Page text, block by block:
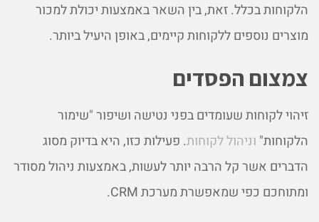
הלקוחות בכלל. זאת, בין השאר באמצעות יכולת למכור
מוצרים נוספים ללקוחות קיימים, באופן היעיל ביותר.
צמצום הפסדים
זיהוי לקוחות שעומדים בפני נטישה ושיפור "שימור
הלקוחות" וניהול לקוחות. פעילות כזו, היא בדיוק מסוג
הדברים אשר קל הרבה יותר לעשות, באמצעות ניהול מסודר
ומתוחכם כפי שמאפשרת מערכת CRM.